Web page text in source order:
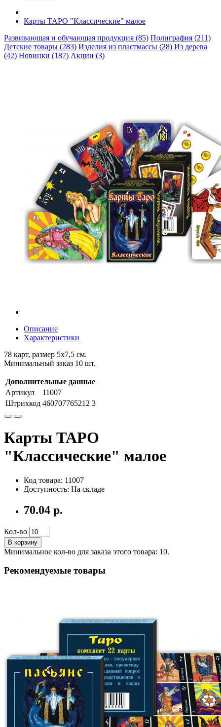
Карты ТАРО "Классические" малое
Развивающая и обучающая продукция (85) Полиграфия (211)
Детские товары (283) Изделия из пластмассы (28) Из дерева
(42) Новинки (187) Акции (3)
Описание
Характеристики
78 карт, размер 5х7,5 см.
Минимальный заказ 10 шт.
Дополнительные данные
Артикул
11007
Штрихкод 460707765212 3
Карты ТАРО
"Классические" малое
Код товара: 11007
Доступность: На складе
70.04 р.
Кол-во
В корзину
Минимальное кол-во для заказа этого товара: 10.
Рекомендуемые товары